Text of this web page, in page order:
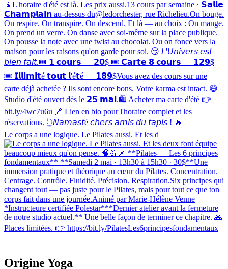
Le corps a une logique. Le Pilates aussi. Et les d
Origine Yoga